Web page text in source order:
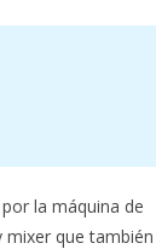
la máquina de
que también